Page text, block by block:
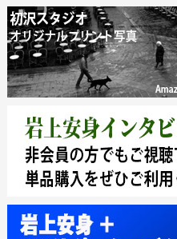
吉住俊昭 様
徳山匡 様
金 盛起 様
塩川 晃平 様
松本益美 様
井出 隆太 様
及川昭男 様
岩井祐子 様
藤田英之 様
藤岡比左志 様
小池説夫 様
アオキカナメ 様